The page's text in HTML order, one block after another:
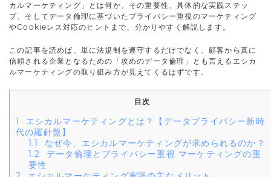
カルマーケティング」とは何か、その重要性、具体的な実践ステッ
プ、そしてデータ倫理に基づいたプライバシー重視のマーケティング
やCookieレス対応のヒントまで、分かりやすく解説します。
この記事を読めば、単に法規制を遵守するだけでなく、顧客から真に
信頼される企業となるための「攻めのデータ倫理」とも言えるエシカ
ルマーケティングの取り組み方が見えてくるはずです。
目次
1
エシカルマーケティングとは？【データプライバシー新時
代の羅針盤】
1.1
なぜ今、エシカルマーケティングが求められるのか？
1.2 データ倫理とプライバシー重視 マーケティングの重
要性